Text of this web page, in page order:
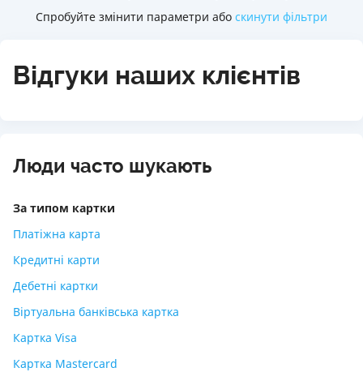
Спробуйте змінити параметри або скинути фільтри
Відгуки наших клієнтів
Люди часто шукають
За типом картки
Платіжна карта
Кредитні карти
Дебетні картки
Віртуальна банківська картка
Картка Visa
Картка Mastercard